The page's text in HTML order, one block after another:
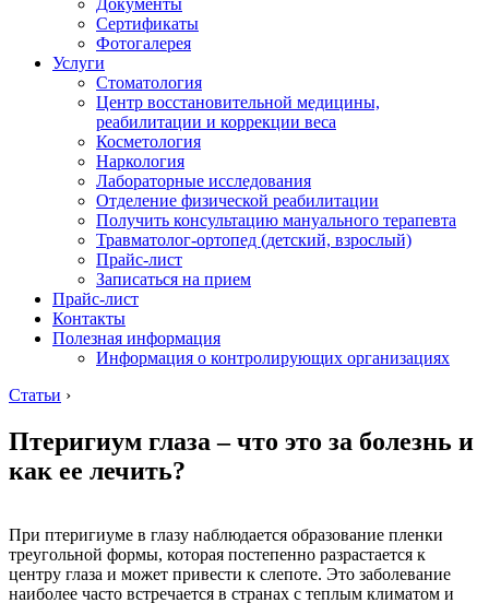
Сертификаты
Фотогалерея
Услуги
Стоматология
Центр восстановительной медицины,
реабилитации и коррекции веса
Косметология
Наркология
Лабораторные исследования
Отделение физической реабилитации
Получить консультацию мануального терапевта
Травматолог-ортопед (детский, взрослый)
Прайс-лист
Записаться на прием
Прайс-лист
Контакты
Полезная информация
Информация о контролирующих организациях
Статьи ›
Птеригиум глаза – что это за болезнь и
как ее лечить?
При птеригиуме в глазу наблюдается образование пленки
треугольной формы, которая постепенно разрастается к
центру глаза и может привести к слепоте. Это заболевание
наиболее часто встречается в странах с теплым климатом и